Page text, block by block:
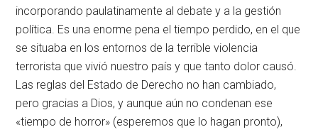
incorporando paulatinamente al debate y a la gestión
política. Es una enorme pena el tiempo perdido, en el que
se situaba en los entornos de la terrible violencia
terrorista que vivió nuestro país y que tanto dolor causó.
Las reglas del Estado de Derecho no han cambiado,
pero gracias a Dios, y aunque aún no condenan ese
«tiempo de horror» (esperemos que lo hagan pronto),